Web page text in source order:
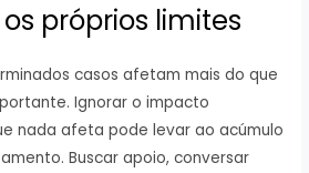
próprios limites
casos afetam mais do que
Ignorar o impacto
nada afeta pode levar ao acúmulo
Buscar apoio, conversar